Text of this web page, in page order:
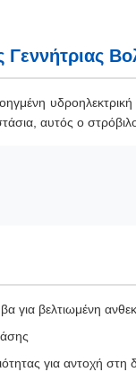
υδροηλεκτρική
αυτός ο
για βελτιωμένη
για αντοχή στη